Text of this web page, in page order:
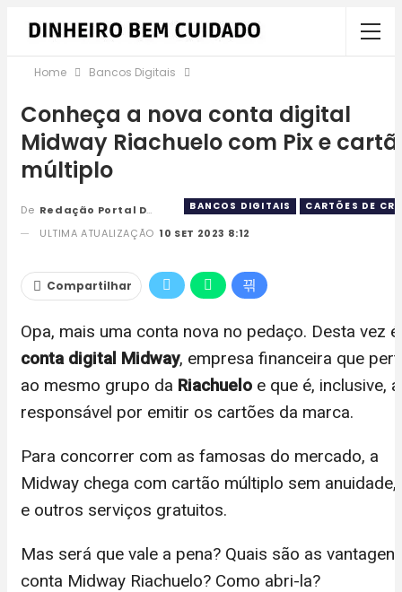
Home Bancos Digitais
Conheça a nova conta digital
Midway Riachuelo com Pix e
múltiplo
BANCOS DIGITAIS CARTÕES DE
De Redação Portal DBC
ULTIMA ATUALIZAÇÃO 10 SET 2023 8:12
Compartilhar
Opa, mais uma conta nova no pedaço. Desta vez
conta digital Midway, empresa financeira que
ao mesmo grupo da Riachuelo e que é, inclusive, a
responsável por emitir os cartões da marca.
Para concorrer com as famosas do mercado, a
Midway chega com cartão múltiplo sem anuidade,
e outros serviços gratuitos.
Mas será que vale a pena? Quais são as
conta Midway Riachuelo? Como abri-la?